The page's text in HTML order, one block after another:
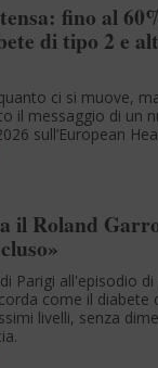
fino al
di tipo 2 e
ci si muove,
il messaggio di un
sull’European
il Roland
Parigi all'episodio di
come il diabete
livelli, senza